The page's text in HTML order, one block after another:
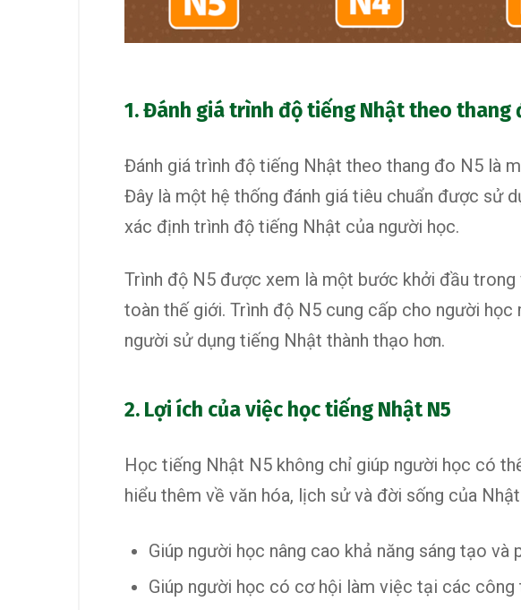
1. Đánh giá trình độ tiếng Nhật theo thang
Đánh giá trình độ tiếng Nhật theo thang đo N5 là
Đây là một hệ thống đánh giá tiêu chuẩn được sử
xác định trình độ tiếng Nhật của người học.
Trình độ N5 được xem là một bước khởi đầu
toàn thế giới. Trình độ N5 cung cấp cho người
người sử dụng tiếng Nhật thành thạo hơn.
2. Lợi ích của việc học tiếng Nhật N5
Học tiếng Nhật N5 không chỉ giúp người học có
hiểu thêm về văn hóa, lịch sử và đời sống của
Giúp người học nâng cao khả năng sáng tạo và
Giúp người học có cơ hội làm việc tại các